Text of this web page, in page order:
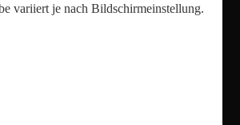
variiert je nach Bildschirmeinstellung.